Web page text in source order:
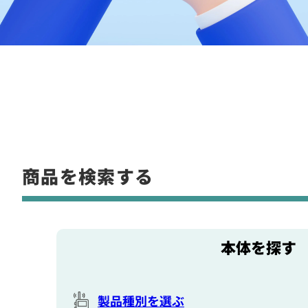
商品を検索する
本体を探す
製品種別を選ぶ